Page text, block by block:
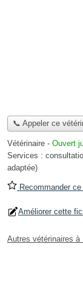
📞 Appeler ce
Vétérinaire - Ouvert
Services :
adaptée)
Recommander
Améliorer cette
Autres vétérinaires à